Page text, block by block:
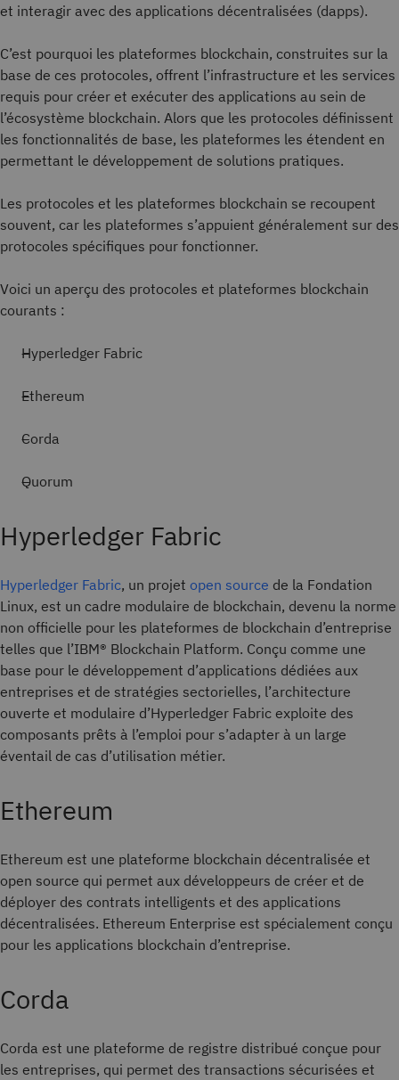
et interagir avec des applications décentralisées (dapps).
C’est pourquoi les plateformes blockchain, construites sur la
base de ces protocoles, offrent l’infrastructure et les services
requis pour créer et exécuter des applications au sein de
l’écosystème blockchain. Alors que les protocoles définissent
les fonctionnalités de base, les plateformes les étendent en
permettant le développement de solutions pratiques.
Les protocoles et les plateformes blockchain se recoupent
souvent, car les plateformes s’appuient généralement sur des
protocoles spécifiques pour fonctionner.
Voici un aperçu des protocoles et plateformes blockchain
courants :
Hyperledger Fabric
Ethereum
Corda
Quorum
Hyperledger Fabric
Hyperledger Fabric, un projet open source de la Fondation
Linux, est un cadre modulaire de blockchain, devenu la norme
non officielle pour les plateformes de blockchain d’entreprise
telles que l’IBM® Blockchain Platform. Conçu comme une
base pour le développement d’applications dédiées aux
entreprises et de stratégies sectorielles, l’architecture
ouverte et modulaire d’Hyperledger Fabric exploite des
composants prêts à l’emploi pour s’adapter à un large
éventail de cas d’utilisation métier.
Ethereum
Ethereum est une plateforme blockchain décentralisée et
open source qui permet aux développeurs de créer et de
déployer des contrats intelligents et des applications
décentralisées. Ethereum Enterprise est spécialement conçu
pour les applications blockchain d’entreprise.
Corda
Corda est une plateforme de registre distribué conçue pour
les entreprises, qui permet des transactions sécurisées et